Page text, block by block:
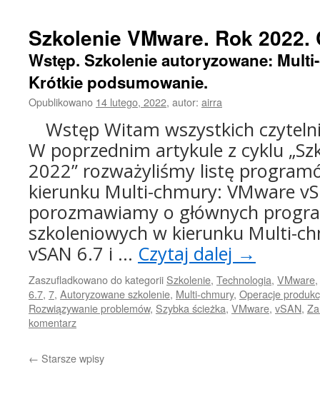
Szkolenie VMware. Rok 2022.
Wstęp. Szkolenie autoryzowane:
Krótkie podsumowanie.
Opublikowano 14 lutego, 2022, autor: airra
Wstęp Witam wszystkich
W poprzednim artykule z cyklu
2022” rozważyliśmy listę
kierunku Multi-chmury: VMware
porozmawiamy o głównych
szkoleniowych w kierunku Multi-
vSAN 6.7 i … Czytaj dalej →
Zaszufladkowano do kategorii Szkolenie, Technologia, VMware,
6.7, 7, Autoryzowane szkolenie, Multi-chmury, Operacje
Rozwiązywanie problemów, Szybka ścieżka, VMware, vSAN,
komentarz
← Starsze wpisy